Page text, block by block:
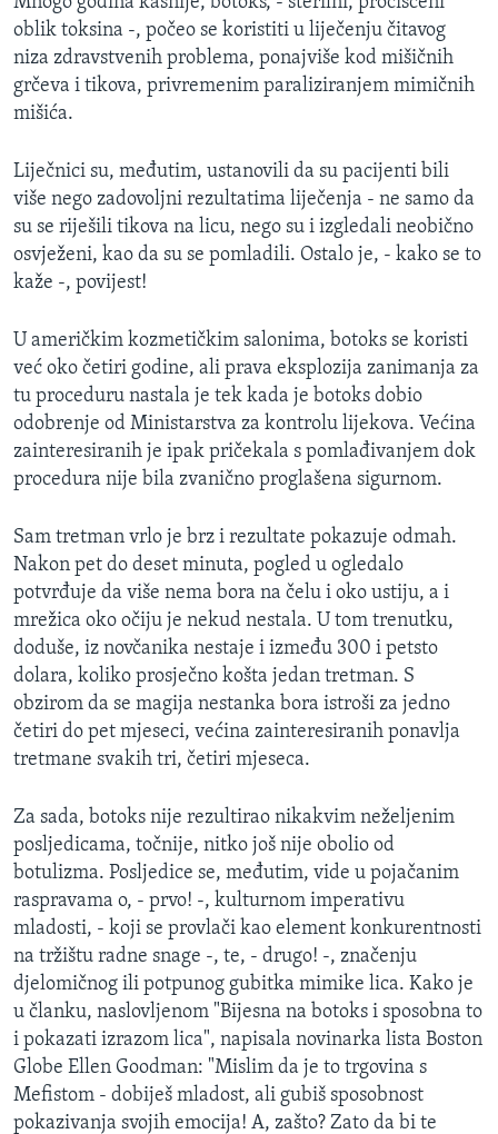
oblik toksina -, počeo se koristiti u liječenju čitavog
niza zdravstvenih problema, ponajviše kod mišičnih
grčeva i tikova, privremenim paraliziranjem mimičnih
mišića.
Liječnici su, međutim, ustanovili da su pacijenti bili
više nego zadovoljni rezultatima liječenja - ne samo da
su se riješili tikova na licu, nego su i izgledali neobično
osvježeni, kao da su se pomladili. Ostalo je, - kako se to
kaže -, povijest!
U američkim kozmetičkim salonima, botoks se koristi
već oko četiri godine, ali prava eksplozija zanimanja za
tu proceduru nastala je tek kada je botoks dobio
odobrenje od Ministarstva za kontrolu lijekova. Većina
zainteresiranih je ipak pričekala s pomlađivanjem dok
procedura nije bila zvanično proglašena sigurnom.
Sam tretman vrlo je brz i rezultate pokazuje odmah.
Nakon pet do deset minuta, pogled u ogledalo
potvrđuje da više nema bora na čelu i oko ustiju, a i
mrežica oko očiju je nekud nestala. U tom trenutku,
doduše, iz novčanika nestaje i između 300 i petsto
dolara, koliko prosječno košta jedan tretman. S
obzirom da se magija nestanka bora istroši za jedno
četiri do pet mjeseci, većina zainteresiranih ponavlja
tretmane svakih tri, četiri mjeseca.
Za sada, botoks nije rezultirao nikakvim neželjenim
posljedicama, točnije, nitko još nije obolio od
botulizma. Posljedice se, međutim, vide u pojačanim
raspravama o, - prvo! -, kulturnom imperativu
mladosti, - koji se provlači kao element konkurentnosti
na tržištu radne snage -, te, - drugo! -, značenju
djelomičnog ili potpunog gubitka mimike lica. Kako je
u članku, naslovljenom "Bijesna na botoks i sposobna to
i pokazati izrazom lica", napisala novinarka lista Boston
Globe Ellen Goodman: "Mislim da je to trgovina s
Mefistom - dobiješ mladost, ali gubiš sposobnost
pokazivanja svojih emocija! A, zašto? Zato da bi te